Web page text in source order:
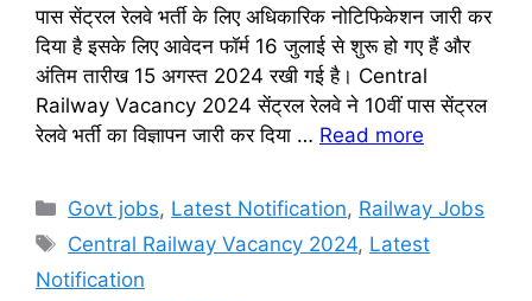
पास सेंट्रल रेलवे भर्ती के लिए अधिकारिक नोटिफिकेशन जारी कर
दिया है इसके लिए आवेदन फॉर्म 16 जुलाई से शुरू हो गए हैं और
अंतिम तारीख 15 अगस्त 2024 रखी गई है। Central
Railway Vacancy 2024 सेंट्रल रेलवे ने 10वीं पास सेंट्रल
रेलवे भर्ती का विज्ञापन जारी कर दिया … Read more
Categories
Govt jobs, Latest Notification, Railway Jobs
Tags
Central Railway Vacancy 2024, Latest
Notification